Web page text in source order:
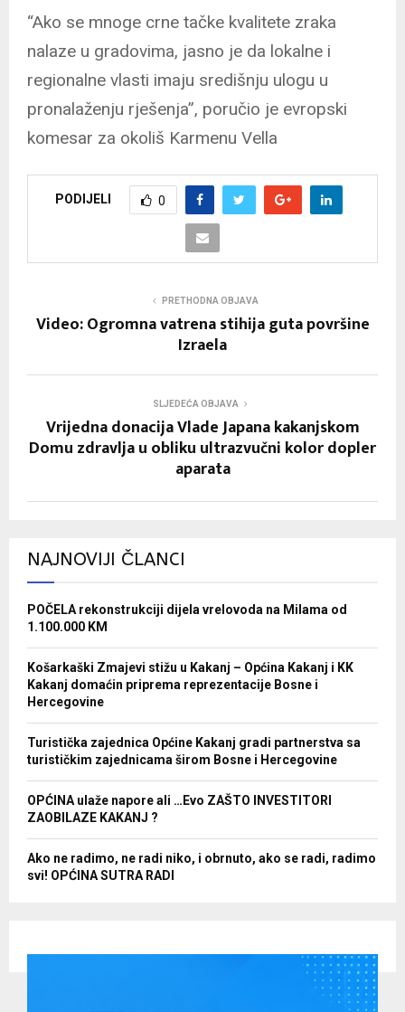
“Ako se mnoge crne tačke kvalitete zraka
nalaze u gradovima, jasno je da lokalne i
regionalne vlasti imaju središnju ulogu u
pronalaženju rješenja”, poručio je evropski
komesar za okoliš Karmenu Vella
PODIJELI 0
PRETHODNA OBJAVA
Video: Ogromna vatrena stihija guta površine
Izraela
SLJEDEĆA OBJAVA
Vrijedna donacija Vlade Japana kakanjskom
Domu zdravlja u obliku ultrazvučni kolor dopler
aparata
NAJNOVIJI ČLANCI
POČELA rekonstrukciji dijela vrelovoda na Milama od
1.100.000 KM
Košarkaški Zmajevi stižu u Kakanj – Općina Kakanj i KK
Kakanj domaćin priprema reprezentacije Bosne i
Hercegovine
Turistička zajednica Općine Kakanj gradi partnerstva sa
turističkim zajednicama širom Bosne i Hercegovine
OPĆINA ulaže napore ali …Evo ZAŠTO INVESTITORI
ZAOBILAZE KAKANJ ?
Ako ne radimo, ne radi niko, i obrnuto, ako se radi, radimo
svi! OPĆINA SUTRA RADI